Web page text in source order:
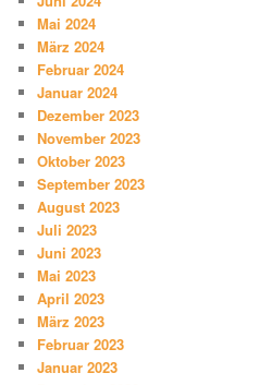
Mai 2024
März 2024
Februar 2024
Januar 2024
Dezember 2023
November 2023
Oktober 2023
September 2023
August 2023
Juli 2023
Juni 2023
Mai 2023
April 2023
März 2023
Februar 2023
Januar 2023